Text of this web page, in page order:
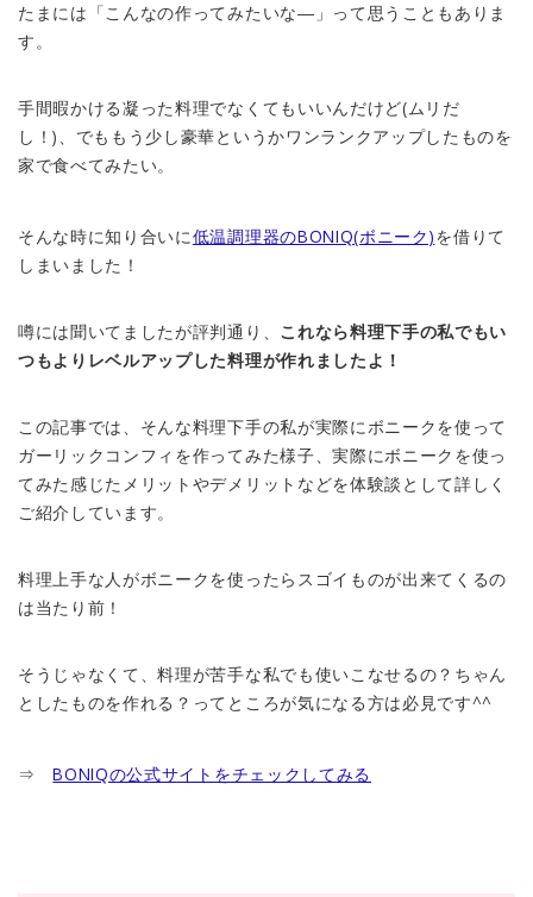
たまには「こんなの作ってみたいな―」って思うこともありま
す。
手間暇かける凝った料理でなくてもいいんだけど(ムリだ
し！)、でももう少し豪華というかワンランクアップしたものを
家で食べてみたい。
そんな時に知り合いに低温調理器のBONIQ(ボニーク)を借りて
しまいました！
噂には聞いてましたが評判通り、 これなら料理下手の私でもい
つもよりレベルアップした料理が作れましたよ！
この記事では、そんな料理下手の私が実際にボニークを使って
ガーリックコンフィを作ってみた様子、実際にボニークを使っ
てみた感じたメリットやデメリットなどを体験談として詳しく
ご紹介しています。
料理上手な人がボニークを使ったらスゴイものが出来てくるの
は当たり前！
そうじゃなくて、料理が苦手な私でも使いこなせるの？ちゃん
としたものを作れる？ってところが気になる方は必見です^^
⇒BONIQの公式サイトをチェックしてみる